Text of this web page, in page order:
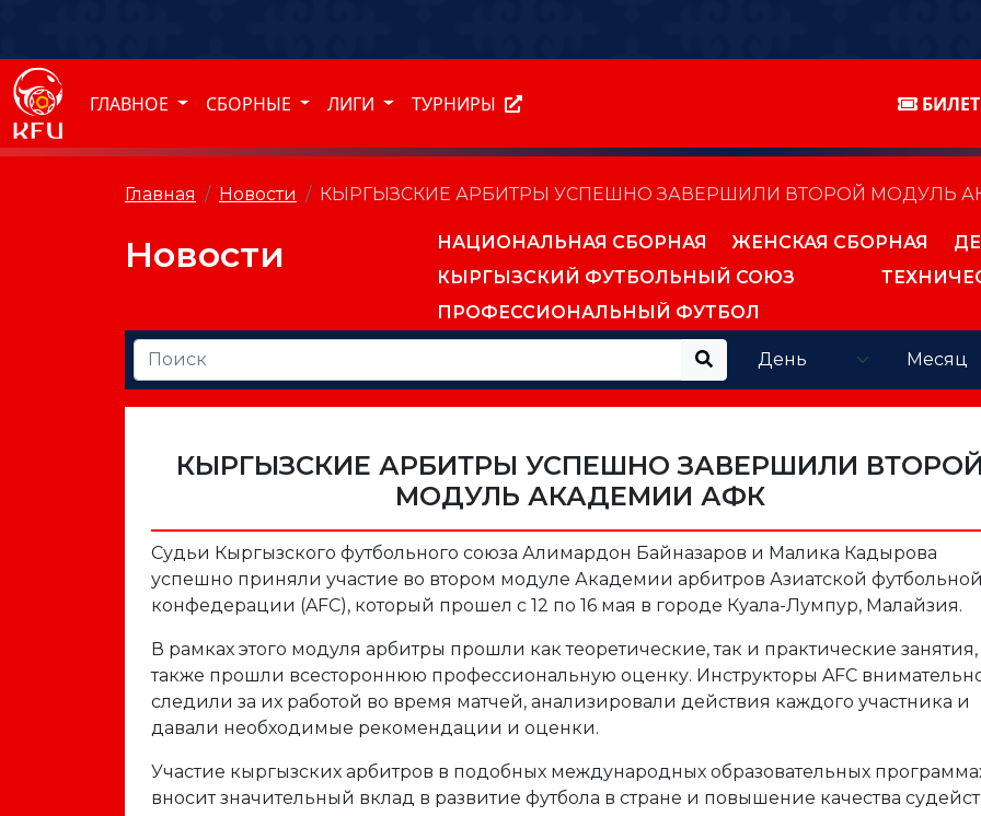
ГЛАВНОЕ СБОРНЫЕ ЛИГИ ТУРНИРЫ
Главная Новости КЫРГЫЗСКИЕ АРБИТРЫ УСПЕШНО ЗАВЕРШИЛИ ВТОРОЙ МОДУЛЬ
Новости НАЦИОНАЛЬНАЯ СБОРНАЯ ЖЕНСКАЯ СБОРНАЯ
КЫРГЫЗСКИЙ ФУТБОЛЬНЫЙ СОЮЗ
ПРОФЕССИОНАЛЬНЫЙ ФУТБОЛ
КЫРГЫЗСКИЕ АРБИТРЫ УСПЕШНО ЗАВЕРШИЛИ
МОДУЛЬ АКАДЕМИИ АФК
Судьи Кыргызского футбольного союза Алимардон Байназаров и Малика Кадырова
успешно приняли участие во втором модуле Академии арбитров Азиатской
конфедерации (AFC), который прошел с 12 по 16 мая в городе Куала-Лумпур, Малайзия.
В рамках этого модуля арбитры прошли как теоретические, так и практические занятия,
также прошли всестороннюю профессиональную оценку. Инструкторы AFC
следили за их работой во время матчей, анализировали действия каждого участника и
давали необходимые рекомендации и оценки.
Участие кыргызских арбитров в подобных международных образовательных
вносит значительный вклад в развитие футбола в стране и повышение качества